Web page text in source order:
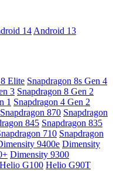
14 Android 13
Elite Snapdragon 8s Gen 4
3 Snapdragon 8 Gen 2
1 Snapdragon 4 Gen 2
Snapdragon 870 Snapdragon
845 Snapdragon 835
710 Snapdragon
9400e Dimensity
Dimensity 9300
Helio G100 Helio G90T